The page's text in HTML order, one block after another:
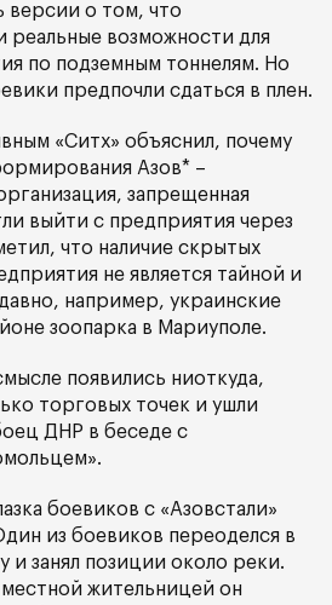
версии о том, что
реальные возможности для
по подземным тоннелям. Но
предпочли сдаться в плен.
«Ситх» объяснил, почему
Азов* –
запрещенная
выйти с предприятия через
что наличие скрытых
не является тайной и
например, украинские
зоопарка в Мариуполе.
появились ниоткуда,
торговых точек и ушли
ДНР в беседе с
боевиков с «Азовстали»
из боевиков переоделся в
и занял позиции около реки.
жительницей он